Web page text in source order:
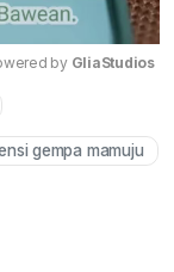
by GliaStudios
gempa mamuju